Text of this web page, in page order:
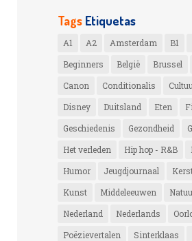
Tags Etiquetas
A1 A2 Amsterdam B1
Beginners
België Brussel
Canon
Conditionalis
Disney
Duitsland Eten
Geschiedenis
Gezondheid
Het verleden
Hip hop - R&B
Humor
Jeugdjournaal
Kunst
Middeleeuwen
Nederland
Nederlands
Poëzievertalen
Sinterklaas